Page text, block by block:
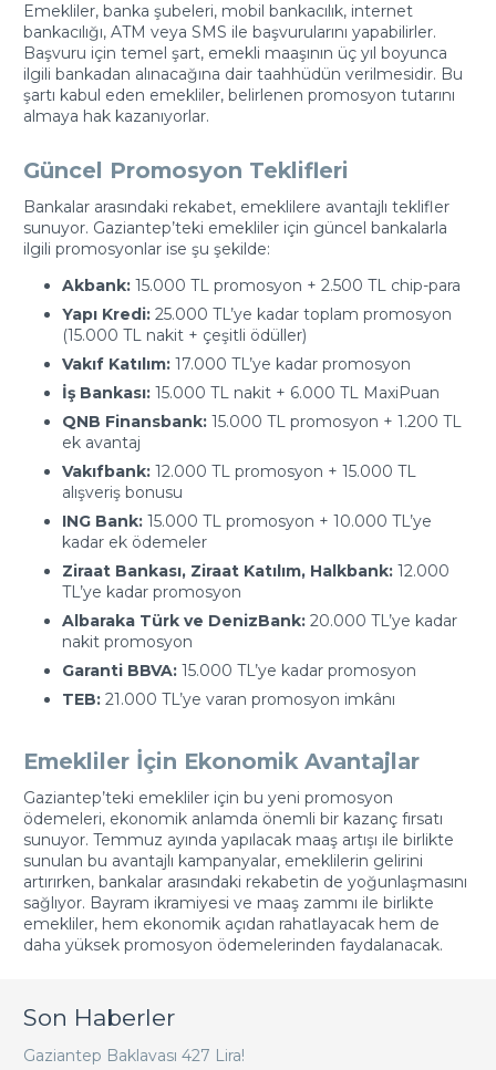
Emekliler, banka şubeleri, mobil bankacılık, internet
bankacılığı, ATM veya SMS ile başvurularını yapabilirler.
Başvuru için temel şart, emekli maaşının üç yıl boyunca
ilgili bankadan alınacağına dair taahhüdün verilmesidir. Bu
şartı kabul eden emekliler, belirlenen promosyon tutarını
almaya hak kazanıyorlar.
Güncel Promosyon Teklifleri
Bankalar arasındaki rekabet, emeklilere avantajlı teklifler
sunuyor. Gaziantep’teki emekliler için güncel bankalarla
ilgili promosyonlar ise şu şekilde:
Akbank: 15.000 TL promosyon + 2.500 TL chip-para
Yapı Kredi: 25.000 TL’ye kadar toplam promosyon
(15.000 TL nakit + çeşitli ödüller)
Vakıf Katılım: 17.000 TL’ye kadar promosyon
İş Bankası: 15.000 TL nakit + 6.000 TL MaxiPuan
QNB Finansbank: 15.000 TL promosyon + 1.200 TL
ek avantaj
Vakıfbank: 12.000 TL promosyon + 15.000 TL
alışveriş bonusu
ING Bank: 15.000 TL promosyon + 10.000 TL’ye
kadar ek ödemeler
Ziraat Bankası, Ziraat Katılım, Halkbank: 12.000
TL’ye kadar promosyon
Albaraka Türk ve DenizBank: 20.000 TL’ye kadar
nakit promosyon
Garanti BBVA: 15.000 TL’ye kadar promosyon
TEB: 21.000 TL’ye varan promosyon imkânı
Emekliler İçin Ekonomik Avantajlar
Gaziantep’teki emekliler için bu yeni promosyon
ödemeleri, ekonomik anlamda önemli bir kazanç fırsatı
sunuyor. Temmuz ayında yapılacak maaş artışı ile birlikte
sunulan bu avantajlı kampanyalar, emeklilerin gelirini
artırırken, bankalar arasındaki rekabetin de yoğunlaşmasını
sağlıyor. Bayram ikramiyesi ve maaş zammı ile birlikte
emekliler, hem ekonomik açıdan rahatlayacak hem de
daha yüksek promosyon ödemelerinden faydalanacak.
Son Haberler
Gaziantep Baklavası 427 Lira!